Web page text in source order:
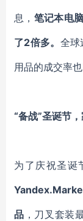
息， 笔记本电
了2倍多。 全球
用品的成交率也
“备战”圣诞节
为了庆祝圣诞
品 ，刀叉套装